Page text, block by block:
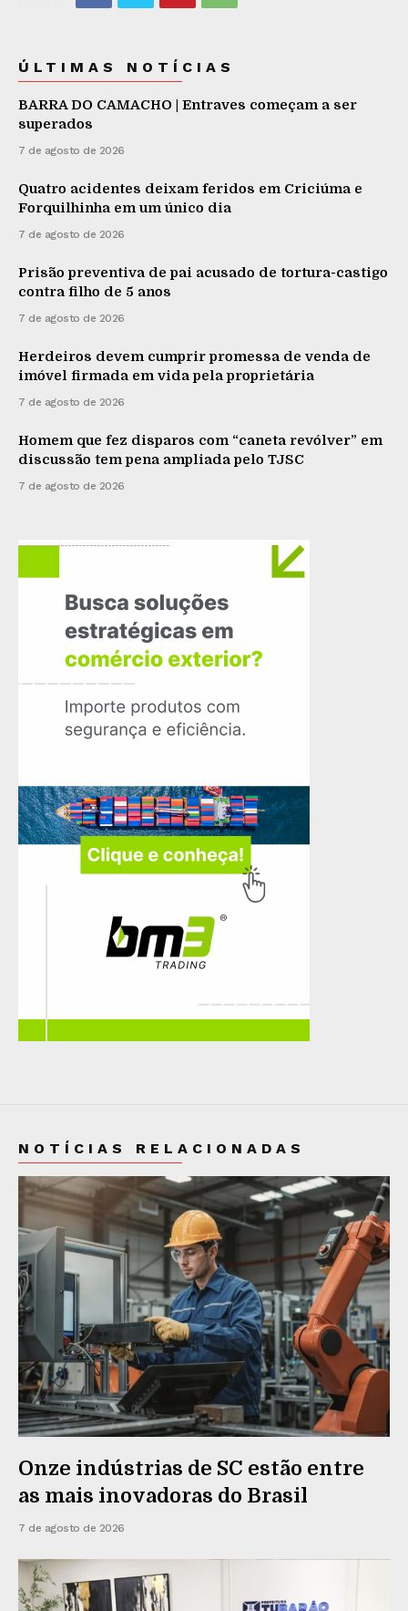
ÚLTIMAS NOTÍCIAS
BARRA DO CAMACHO | Entraves começam a ser
superados
7 de agosto de 2026
Quatro acidentes deixam feridos em Criciúma e
Forquilhinha em um único dia
7 de agosto de 2026
Prisão preventiva de pai acusado de tortura-castigo
contra filho de 5 anos
7 de agosto de 2026
Herdeiros devem cumprir promessa de venda de
imóvel firmada em vida pela proprietária
7 de agosto de 2026
Homem que fez disparos com “caneta revólver” em
discussão tem pena ampliada pelo TJSC
7 de agosto de 2026
NOTÍCIAS RELACIONADAS
Onze indústrias de SC estão entre
as mais inovadoras do Brasil
7 de agosto de 2026